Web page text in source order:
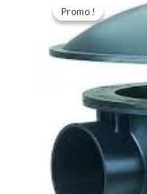
Promo !
Promo !